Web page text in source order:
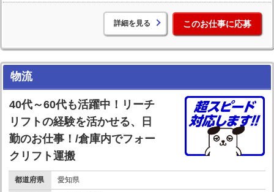
詳細を見る このお仕事に応募
物流
40代～60代も活躍中！リーチ
リフトの経験を活かせる、日
勤のお仕事！/倉庫内でフォー
クリフト運搬
都道府県 愛知県